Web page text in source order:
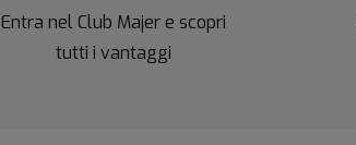
Entra nel Club Majer e scopri
tutti i vantaggi